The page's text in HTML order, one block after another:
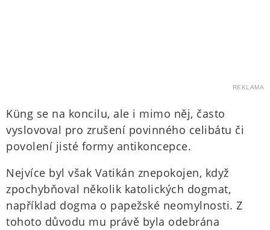
REKLAMA
Küng se na koncilu, ale i mimo něj, často
vyslovoval pro zrušení povinného celibátu či
povolení jisté formy antikoncepce.
Nejvíce byl však Vatikán znepokojen, když
zpochybňoval několik katolických dogmat,
například dogma o papežské neomylnosti. Z
tohoto důvodu mu právě byla odebrána